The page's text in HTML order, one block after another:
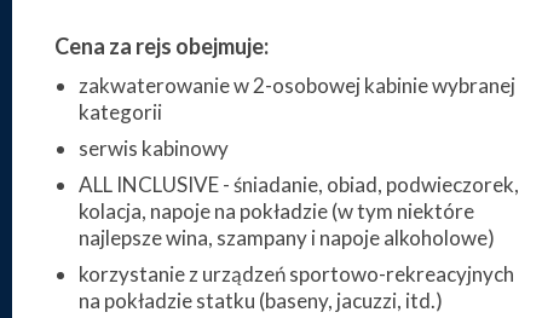
Cena za rejs obejmuje:
zakwaterowanie w 2-osobowej kabinie wybranej
kategorii
serwis kabinowy
ALL INCLUSIVE - śniadanie, obiad, podwieczorek,
kolacja, napoje na pokładzie (w tym niektóre
najlepsze wina, szampany i napoje alkoholowe)
korzystanie z urządzeń sportowo-rekreacyjnych
na pokładzie statku (baseny, jacuzzi, itd.)